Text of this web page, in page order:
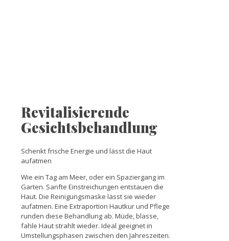
Revitalisierende
Gesichtsbehandlung
Schenkt frische Energie und lässt die Haut
aufatmen
Wie ein Tag am Meer, oder ein Spaziergang im
Garten. Sanfte Einstreichungen entstauen die
Haut. Die Reinigungsmaske lässt sie wieder
aufatmen. Eine Extraportion Hautkur und Pflege
runden diese Behandlung ab. Müde, blasse,
fahle Haut strahlt wieder. Ideal geeignet in
Umstellungsphasen zwischen den Jahreszeiten.